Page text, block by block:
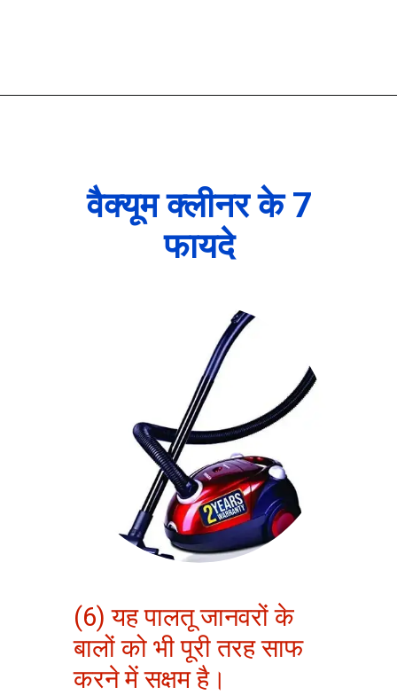
वैक्यूम क्लीनर के 7
फायदे
(6) यह पालतू जानवरों के
बालों को भी पूरी तरह साफ
करने में सक्षम है।